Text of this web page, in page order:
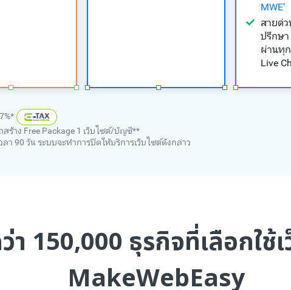
MWE’
สายด่
ปรึกษา
ผ่านทุ
Live
สร้าง Free Package 1 เว็บไซต์/บัญชี**
ลา 90 วัน ระบบจะทำการปิดให้บริการเว็บไซต์ดังกล่าว
150,000 ธุรกิจที่เลือกใช้เ
MakeWebEasy